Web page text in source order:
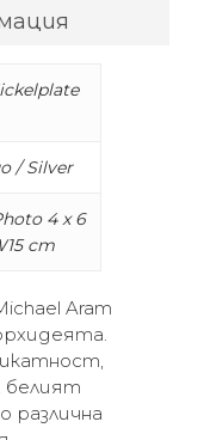
/ Silver
4 x 6
cm
Aram
белият
различна